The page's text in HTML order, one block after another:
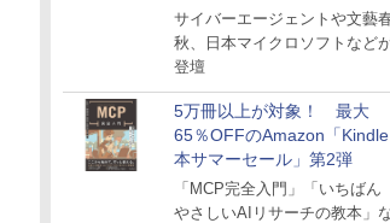
27日にオンライン開催
サイバーエージェントや文藝
秋、日本マイクロソフトなど
登壇
5万冊以上が対象！ 最大
65％OFFのAmazon「Kindle
本サマーセール」第2弾
「MCP完全入門」「いちばん
やさしいAIリサーチの教本」